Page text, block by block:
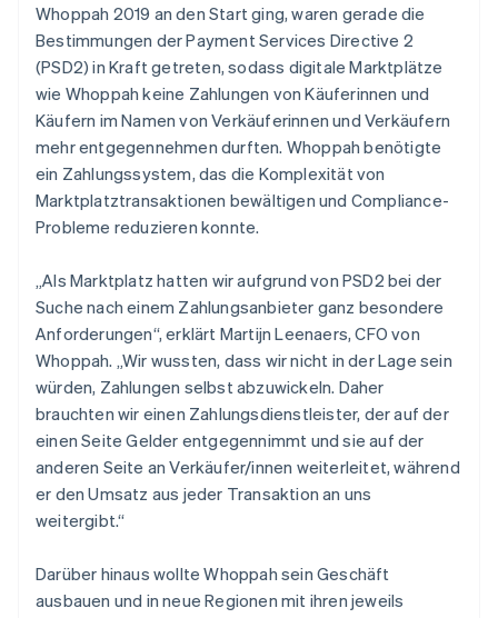
Whoppah 2019 an den Start ging, waren gerade die
Bestimmungen der Payment Services Directive 2
(PSD2) in Kraft getreten, sodass digitale Marktplätze
wie Whoppah keine Zahlungen von Käuferinnen und
Käufern im Namen von Verkäuferinnen und Verkäufern
mehr entgegennehmen durften. Whoppah benötigte
ein Zahlungssystem, das die Komplexität von
Marktplatztransaktionen bewältigen und Compliance-
Probleme reduzieren konnte.
„Als Marktplatz hatten wir aufgrund von PSD2 bei der
Suche nach einem Zahlungsanbieter ganz besondere
Anforderungen“, erklärt Martijn Leenaers, CFO von
Whoppah. „Wir wussten, dass wir nicht in der Lage sein
würden, Zahlungen selbst abzuwickeln. Daher
brauchten wir einen Zahlungsdienstleister, der auf der
einen Seite Gelder entgegennimmt und sie auf der
anderen Seite an Verkäufer/innen weiterleitet, während
er den Umsatz aus jeder Transaktion an uns
weitergibt.“
Darüber hinaus wollte Whoppah sein Geschäft
ausbauen und in neue Regionen mit ihren jeweils